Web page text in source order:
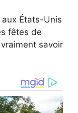
États-Unis
fêtes de
savoir